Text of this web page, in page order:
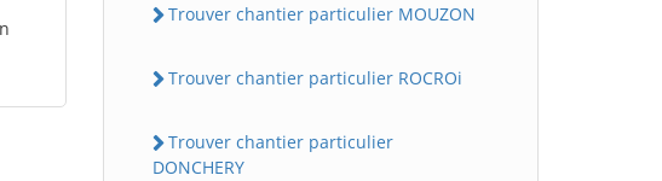
Trouver chantier particulier MOUZON
Trouver chantier particulier ROCROi
Trouver chantier particulier
DONCHERY